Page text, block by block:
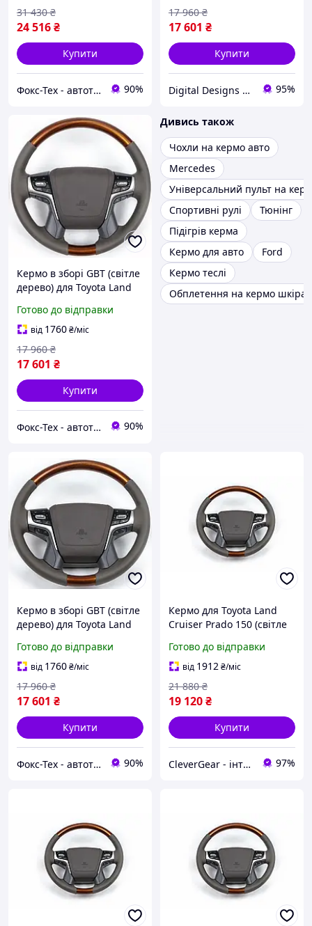
24 516₴
31 430 ₴
Купити
Фокс-Тех - автотюнінг 90%
17 601 ₴
17 960 ₴
Купити
Digital Designs Ukraine 95%
Кермо в зборі GBT (світле
дерево) для Toyota Land
2023 рр
Готово до відправки
від 1760₴/міс
17 601 ₴
17 960 ₴
Купити
Фокс-Тех - автотюнінг 90%
Дивись також
Чохли на кермо авто
Mercedes
Універсальний пульт на
Спортивні рулі
Тюнінг
Підігрів керма
Кермо для авто
Ford
Кермо теслі
Обплетення на кермо шкіра
Кермо в зборі GBT (світле
дерево) для Toyota Land
Готово до відправки
від 1760₴/міс
17 601 ₴
17 960 ₴
Купити
Фокс-Тех - автотюнінг 90%
Кермо для Toyota Land
Cruiser Prado 150 (світле
Готово до відправки
від 1912₴/міс
19 120₴
21 880 ₴
Купити
CleverGear - інтернет-магазин, запчастини до побутової техніки, побутова хімія, автоаксесуари 97%